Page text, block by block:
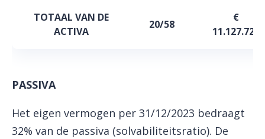
TOTAAL VAN DE
ACTIVA
20/58
€
11.127.725
PASSIVA
Het eigen vermogen per 31/12/2023 bedraagt ​​
32% van de passiva (solvabiliteitsratio). De